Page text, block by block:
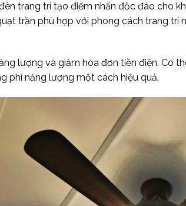
trang trí tạo điểm nhấn độc đáo cho
trần phù hợp với phong cách trang
lượng và giảm hóa đơn tiền điện. Có
phí năng lượng một cách hiệu quả.